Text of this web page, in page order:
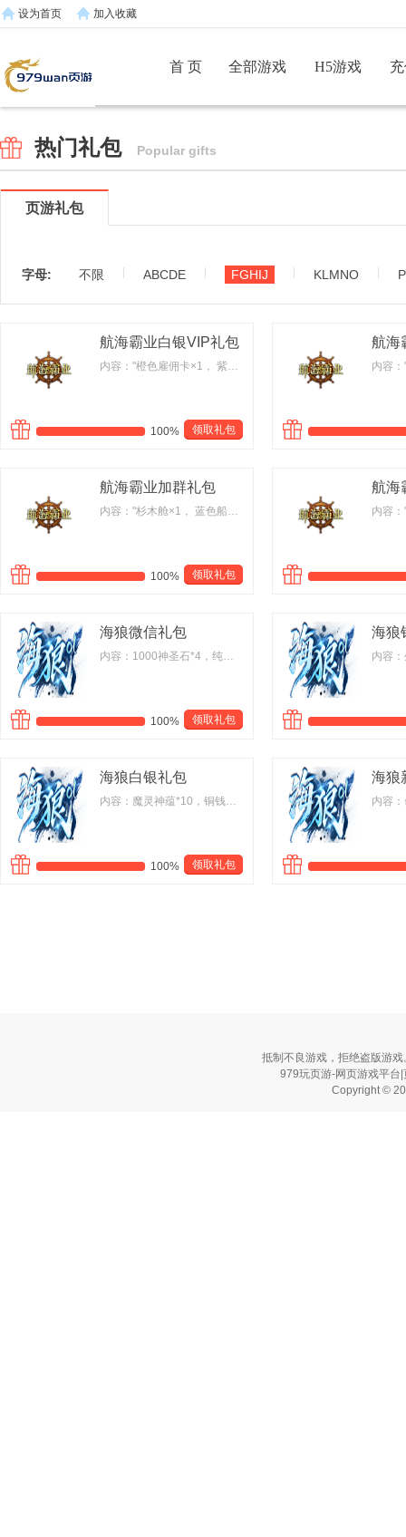
设为首页 加入收藏
首 页 全部游戏 H5游戏
热门礼包 Popular gifts
页游礼包
字母: 不限 ABCDE FGHIJ KLMNO
航海霸业白银VIP礼包
内容："橙色雇佣卡×1， 紫色船只卡×10， 紫色船长卡×10"
100% 领取礼包
航海
航海霸业加群礼包
内容："杉木舱×1， 蓝色船只卡×10"
100% 领取礼包
航海
海狼微信礼包
内容：1000神圣石*4，纯阳玄石*10
100% 领取礼包
海狼
海狼白银礼包
内容：魔灵神蕴*10，铜钱箱(10万)*10
100% 领取礼包
海狼
抵制不良游戏，拒绝盗版游
979玩页游-网页游戏平台
Copyright ©